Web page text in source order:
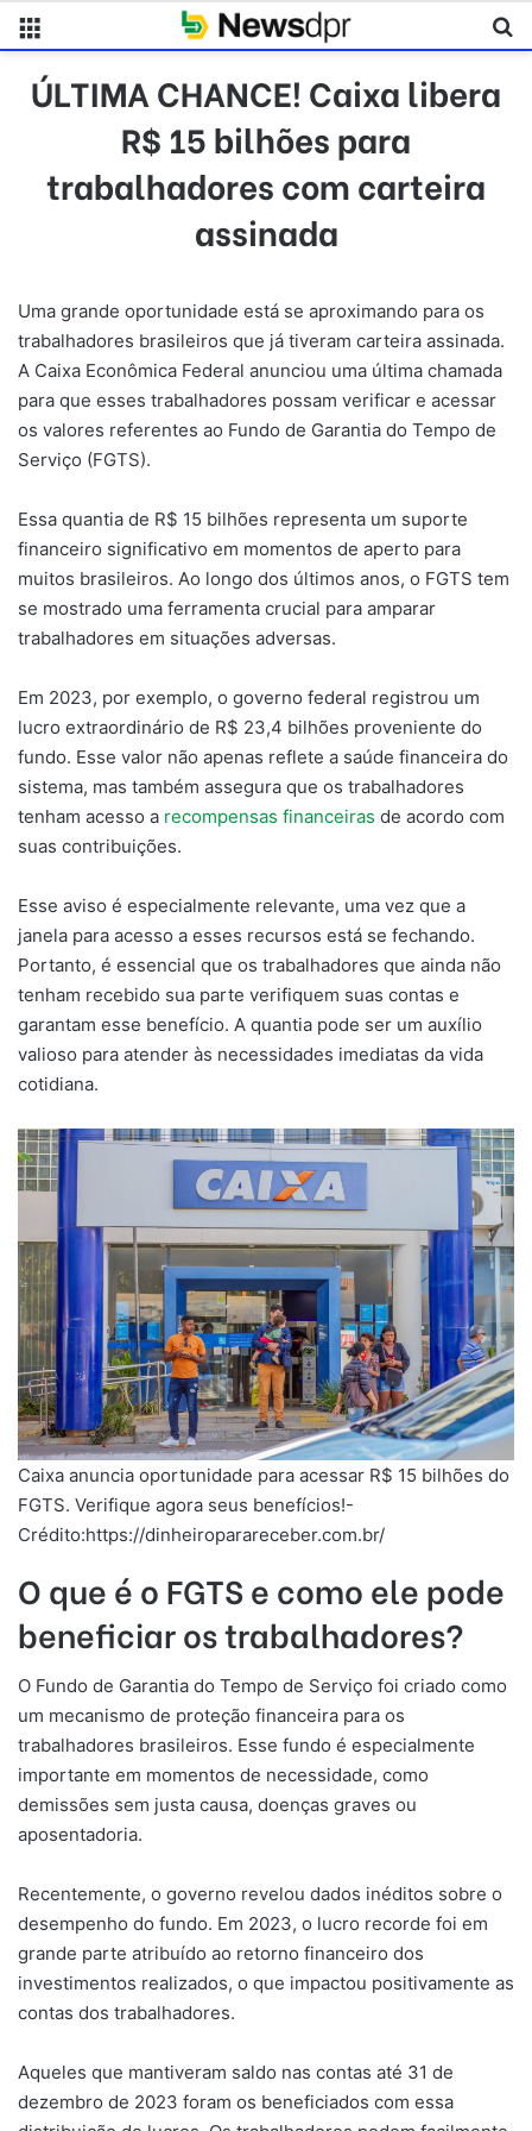
ÚLTIMA CHANCE! Caixa libera
R$ 15 bilhões para
trabalhadores com carteira
assinada
Uma grande oportunidade está se aproximando para os
trabalhadores brasileiros que já tiveram carteira assinada.
A Caixa Econômica Federal anunciou uma última chamada
para que esses trabalhadores possam verificar e acessar
os valores referentes ao Fundo de Garantia do Tempo de
Serviço (FGTS).
Essa quantia de R$ 15 bilhões representa um suporte
financeiro significativo em momentos de aperto para
muitos brasileiros. Ao longo dos últimos anos, o FGTS tem
se mostrado uma ferramenta crucial para amparar
trabalhadores em situações adversas.
Em 2023, por exemplo, o governo federal registrou um
lucro extraordinário de R$ 23,4 bilhões proveniente do
fundo. Esse valor não apenas reflete a saúde financeira do
sistema, mas também assegura que os trabalhadores
tenham acesso a recompensas financeiras de acordo com
suas contribuições.
Esse aviso é especialmente relevante, uma vez que a
janela para acesso a esses recursos está se fechando.
Portanto, é essencial que os trabalhadores que ainda não
tenham recebido sua parte verifiquem suas contas e
garantam esse benefício. A quantia pode ser um auxílio
valioso para atender às necessidades imediatas da vida
cotidiana.
Caixa anuncia oportunidade para acessar R$ 15 bilhões do
FGTS. Verifique agora seus benefícios!-
Crédito:https://dinheiroparareceber.com.br/
O que é o FGTS e como ele pode
beneficiar os trabalhadores?
O Fundo de Garantia do Tempo de Serviço foi criado como
um mecanismo de proteção financeira para os
trabalhadores brasileiros. Esse fundo é especialmente
importante em momentos de necessidade, como
demissões sem justa causa, doenças graves ou
aposentadoria.
Recentemente, o governo revelou dados inéditos sobre o
desempenho do fundo. Em 2023, o lucro recorde foi em
grande parte atribuído ao retorno financeiro dos
investimentos realizados, o que impactou positivamente as
contas dos trabalhadores.
Aqueles que mantiveram saldo nas contas até 31 de
dezembro de 2023 foram os beneficiados com essa